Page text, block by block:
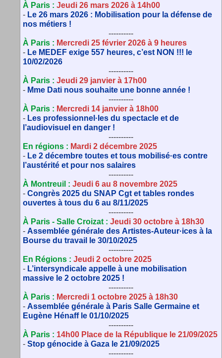
À Paris : Jeudi 26 mars 2026 à 14h00
- Le 26 mars 2026 : Mobilisation pour la défense de
nos métiers !
----------
À Paris : Mercredi 25 février 2026 à 9 heures
- Le MEDEF exige 557 heures, c’est NON !!! le
10/02/2026
----------
À Paris : Jeudi 29 janvier à 17h00
- Mme Dati nous souhaite une bonne année !
----------
À Paris : Mercredi 14 janvier à 18h00
- Les professionnel·les du spectacle et de
l’audiovisuel en danger !
----------
En régions : Mardi 2 décembre 2025
- Le 2 décembre toutes et tous mobilisé·es contre
l’austérité et pour nos salaires
----------
À Montreuil : Jeudi 6 au 8 novembre 2025
- Congrès 2025 du SNAP Cgt et tables rondes
ouvertes à tous du 6 au 8/11/2025
----------
À Paris - Salle Croizat : Jeudi 30 octobre à 18h30
- Assemblée générale des Artistes-Auteur·ices à la
Bourse du travail le 30/10/2025
----------
En Régions : Jeudi 2 octobre 2025
- L’intersyndicale appelle à une mobilisation
massive le 2 octobre 2025 !
----------
À Paris : Mercredi 1 octobre 2025 à 18h30
- Assemblée générale à Paris Salle Germaine et
Eugène Hénaff le 01/10/2025
----------
À Paris : 14h00 Place de la République le 21/09/2025
- Stop génocide à Gaza le 21/09/2025
----------